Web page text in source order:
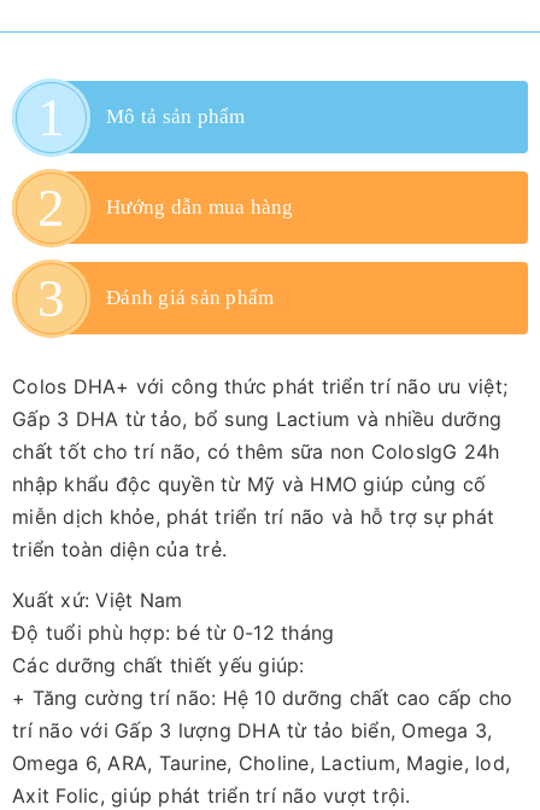
Mô tả sản phẩm
Hướng dẫn mua hàng
Đánh giá sản phẩm
Colos DHA+ với công thức phát triển trí não ưu việt;
Gấp 3 DHA từ tảo, bổ sung Lactium và nhiều dưỡng
chất tốt cho trí não, có thêm sữa non ColosIgG 24h
nhập khẩu độc quyền từ Mỹ và HMO giúp củng cố
miễn dịch khỏe, phát triển trí não và hỗ trợ sự phát
triển toàn diện của trẻ.
Xuất xứ: Việt Nam
Độ tuổi phù hợp: bé từ 0-12 tháng
Các dưỡng chất thiết yếu giúp:
+ Tăng cường trí não: Hệ 10 dưỡng chất cao cấp cho
trí não với Gấp 3 lượng DHA từ tảo biển, Omega 3,
Omega 6, ARA, Taurine, Choline, Lactium, Magie, Iod,
Axit Folic, giúp phát triển trí não vượt trội.